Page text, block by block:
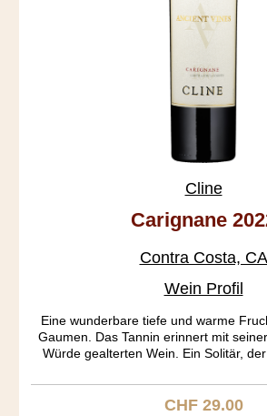
Cline
Carignane
Contra Costa, CA
Wein Profil
Eine wunderbare tiefe und warme
Gaumen. Das Tannin erinnert mit
Würde gealterten Wein. Ein Solitär, der
aus Aragonien und wird dort auch
Rebsorte fand im 18. Jahrhundert seine
Regulärer Preis:
CHF 29.00